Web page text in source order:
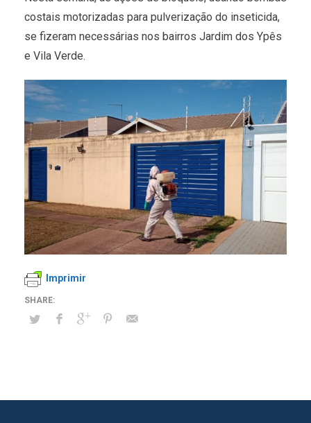
costais motorizadas para pulverização do inseticida,
se fizeram necessárias nos bairros Jardim dos Ypês
e Vila Verde.
Imprimir